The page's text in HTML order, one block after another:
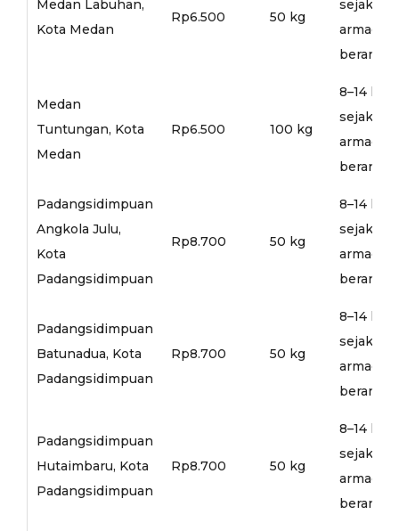
Medan Labuhan,
Kota Medan
Rp6.500 50 kg
sejak
armada
Medan
Tuntungan, Kota
Medan
Rp6.500 100 kg
8–14 hari
sejak
armada
Padangsidimpuan
Angkola Julu,
Kota
Padangsidimpuan
Rp8.700 50 kg
8–14 hari
sejak
armada
Padangsidimpuan
Batunadua, Kota
Padangsidimpuan
Rp8.700 50 kg
8–14 hari
sejak
armada
Padangsidimpuan
Hutaimbaru, Kota
Padangsidimpuan
Rp8.700 50 kg
8–14 hari
sejak
armada